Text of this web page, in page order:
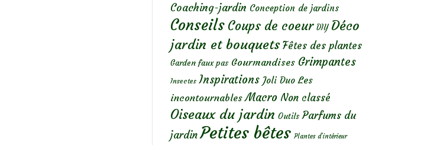
Coaching-jardin Conception de jardins
Conseils Coups de coeur DIY Déco
jardin et bouquets Fêtes des plantes
Garden faux pas Gourmandises Grimpantes
Insectes Inspirations Joli Duo Les
incontournables Macro Non classé
Oiseaux du jardin Outils Parfums du
jardin Petites bêtes Plantes d’intérieur